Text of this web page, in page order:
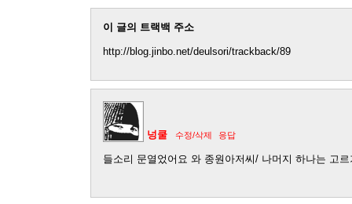
이 글의 트랙백 주소
http://blog.jinbo.net/deulsori/trackback/89
넝쿨 수정/삭제 응답
들소리 문열었어요 와 종원아저씨/ 나머지 하나는 고